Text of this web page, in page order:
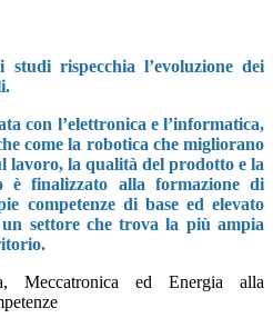
studi rispecchia l’evoluzione dei
con l’elettronica e l’informatica,
come la robotica che migliorano
lavoro, la qualità del prodotto e la
è finalizzato alla formazione di
competenze di base ed elevato
settore che trova la più ampia
Meccatronica ed Energia alla